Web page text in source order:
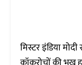
मिस्टर इंडिया